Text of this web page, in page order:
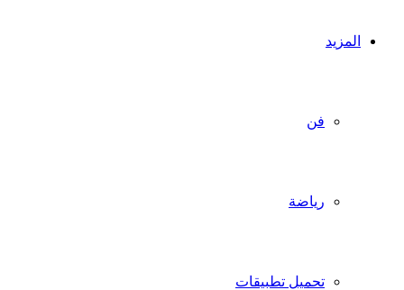
المزيد
فن
رياضة
تحميل تطبيقات